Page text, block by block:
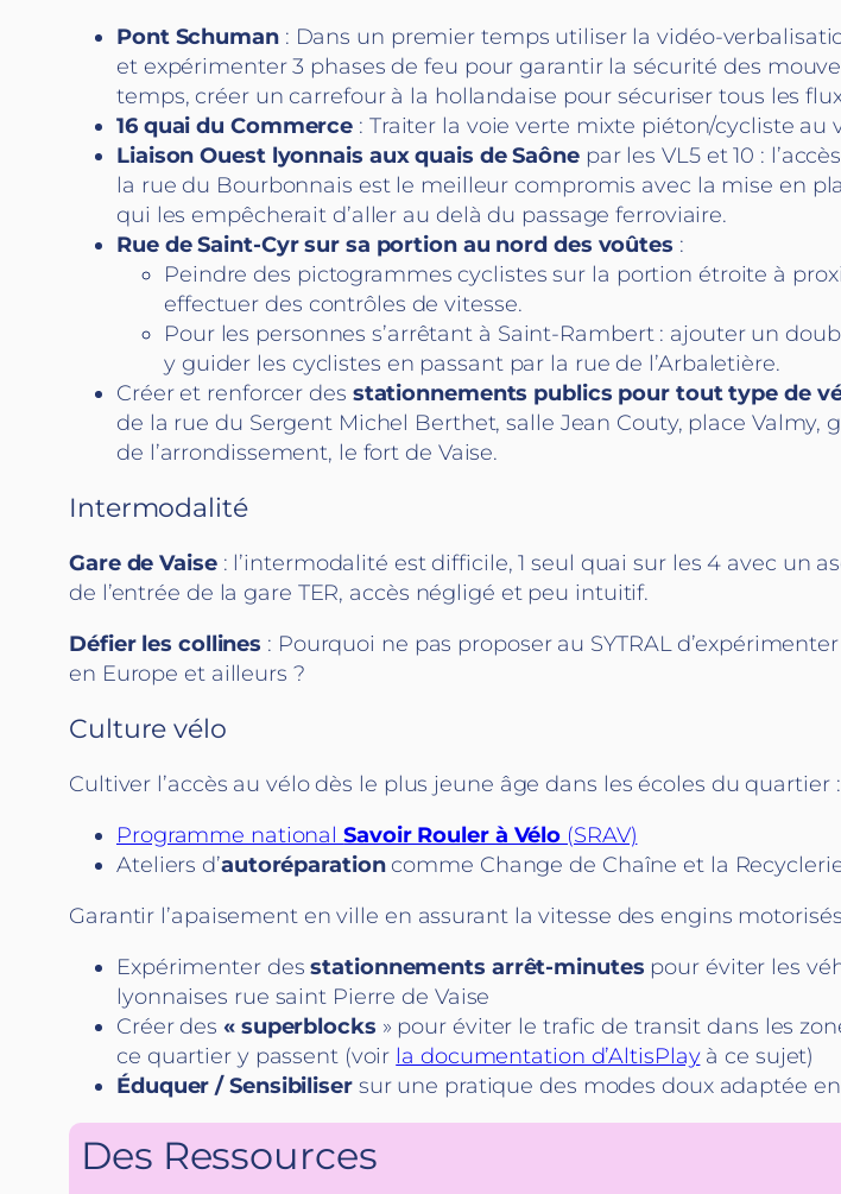
Pont Schuman: Dans un premier temps utiliser la vidéo-
et expérimenter 3 phases de feu pour garantir la sécurité des
temps, créer un carrefour à la hollandaise pour sécuriser tous les
16 quai du Commerce : Traiter la voie verte mixte piéton/cycliste
Liaison Ouest lyonnais aux quais de Saônepar les VL5 et 10 :
la rue du Bourbonnais est le meilleur compromis avec la mise en
qui les empêcherait d’aller au delà du passage ferroviaire.
Rue de Saint-Cyr sur sa portion au nord des voûtes :
Peindre des pictogrammes cyclistes sur la portion étroite à
effectuer des contrôles de vitesse.
Pour les personnes s’arrêtant à Saint-Rambert : ajouter un
y guider les cyclistes en passant par la rue de l’Arbaletière.
Créer et renforcer des stationnements publics pour tout type de
de la rue du Sergent Michel Berthet, salle Jean Couty, place Valmy,
de l’arrondissement, le fort de Vaise.
Intermodalité
Gare de Vaise: l’intermodalité est difficile, 1 seul quai sur les 4 avec un
de l’entrée de la gare TER, accès négligé et peu intuitif.
Défier les collines : Pourquoi ne pas proposer au SYTRAL
en Europe et ailleurs ?
Culture vélo
Cultiver l’accès au vélo dès le plus jeune âge dans les écoles du
Programme nationalSavoir Rouler à Vélo (SRAV)
Ateliers d’autoréparationcomme Change de Chaîne et la
Garantir l’apaisement en ville en assurant la vitesse des engins
Expérimenter desstationnements arrêt-minutes pour éviter les
lyonnaises rue saint Pierre de Vaise
Créer des « superblocks » pour éviter le trafic de transit dans les
ce quartier y passent (voir la documentation d’AltisPlayà ce sujet)
Éduquer / Sensibilisersur une pratique des modes doux adaptée
Des Ressources